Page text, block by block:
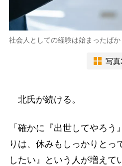
社会人としての経験は始まったばか
写真
北氏が続ける。
「確かに『出世してやろう
りは、休みもしっかりとっ
したい』という人が増えて